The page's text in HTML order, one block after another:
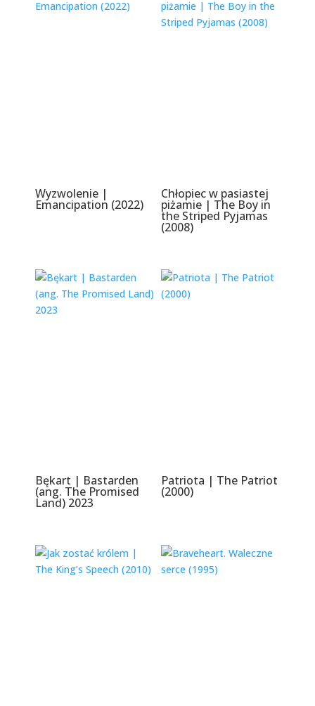
Wyzwolenie |
Emancipation (2022)
Chłopiec w pasiastej
piżamie | The Boy in
the Striped Pyjamas
(2008)
Bękart | Bastarden
(ang. The Promised
Land) 2023
Patriota | The Patriot
(2000)